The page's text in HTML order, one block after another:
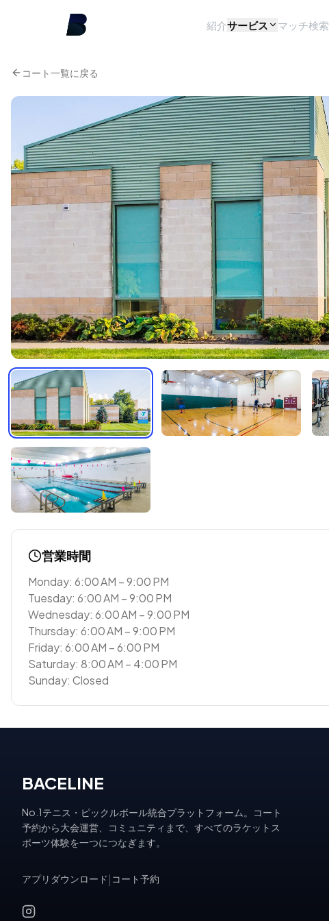
紹介サービス マッチ検索
コート一覧に戻る
営業時間
Monday: 6:00 AM – 9:00 PM
Tuesday: 6:00 AM – 9:00 PM
Wednesday: 6:00 AM – 9:00 PM
Thursday: 6:00 AM – 9:00 PM
Friday: 6:00 AM – 6:00 PM
Saturday: 8:00 AM – 4:00 PM
Sunday: Closed
BACELINE
No.1テニス・ピックルボール統合プラットフォーム。コート
予約から大会運営、コミュニティまで、すべてのラケットス
ポーツ体験を一つにつなぎます。
アプリダウンロード コート予約